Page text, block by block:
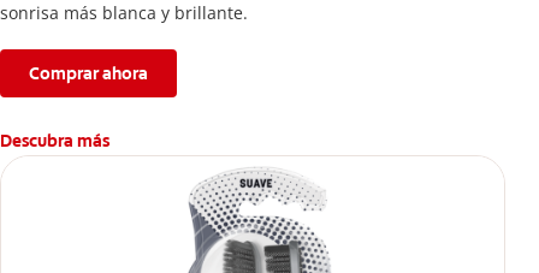
sonrisa más blanca y brillante.
Comprar ahora
Descubra más